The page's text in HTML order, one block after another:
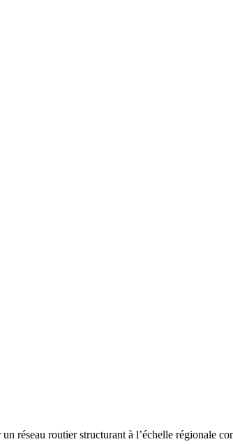
réseau routier structurant à l’échelle régionale